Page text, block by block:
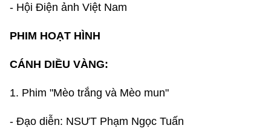
- Hội Điện ảnh Việt Nam
PHIM HOẠT HÌNH
CÁNH DIỀU VÀNG:
1. Phim "Mèo trắng và Mèo mun"
- Đạo diễn: NSƯT Phạm Ngọc Tuấn